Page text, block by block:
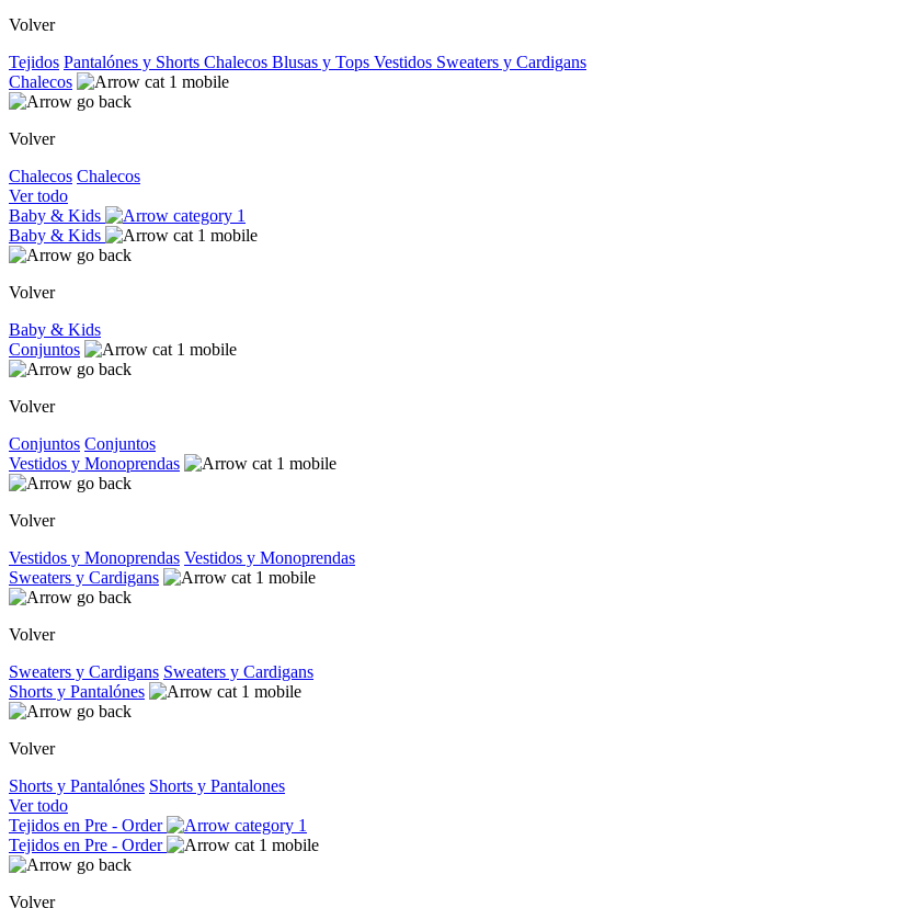
Volver
Tejidos Pantalónes y Shorts Chalecos Blusas y Tops Vestidos Sweaters y Cardigans
Chalecos
Volver
Chalecos Chalecos
Ver todo
Baby & Kids
Baby & Kids
Volver
Baby & Kids
Conjuntos
Volver
Conjuntos Conjuntos
Vestidos y Monoprendas
Volver
Vestidos y Monoprendas Vestidos y Monoprendas
Sweaters y Cardigans
Volver
Sweaters y Cardigans Sweaters y Cardigans
Shorts y Pantalónes
Volver
Shorts y Pantalónes Shorts y Pantalones
Ver todo
Tejidos en Pre - Order
Tejidos en Pre - Order
Volver